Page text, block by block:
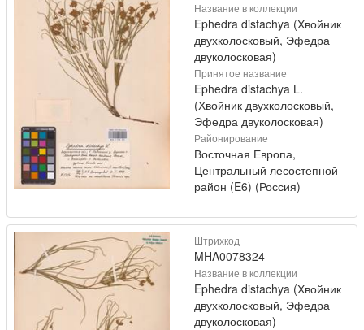
Название в коллекции
Ephedra distachya (Хвойник
двухколосковый, Эфедра
двуколосковая)
Принятое название
Ephedra distachya L.
(Хвойник двухколосковый,
Эфедра двуколосковая)
Районирование
Восточная Европа,
Центральный лесостепной
район (E6) (Россия)
Штрихкод
MHA0078324
Название в коллекции
Ephedra distachya (Хвойник
двухколосковый, Эфедра
двуколосковая)